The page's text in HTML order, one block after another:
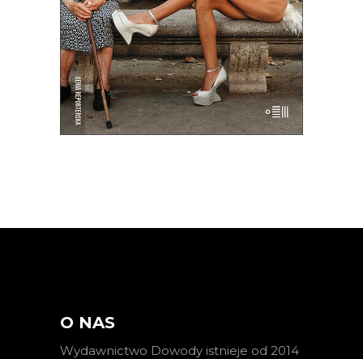
E-BOOK DO KOSZYKA
39.00zł 19.50zł
O NAS
Wydawnictwo Dowody istnieje od 2014